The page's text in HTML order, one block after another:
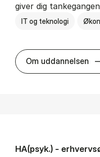
giver dig
IT og teknologi
Om uddannelsen
HA(psyk.) -